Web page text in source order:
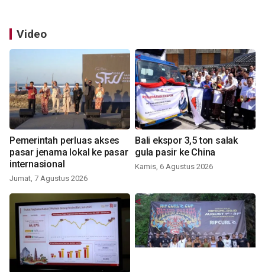
Video
Pemerintah perluas akses
pasar jenama lokal ke pasar
internasional
Jumat, 7 Agustus 2026
Bali ekspor 3,5 ton salak
gula pasir ke China
Kamis, 6 Agustus 2026